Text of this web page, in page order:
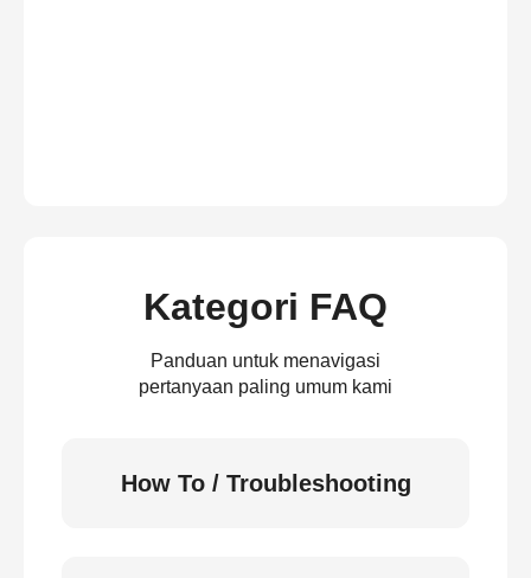
Kategori FAQ
Panduan untuk menavigasi
pertanyaan paling umum kami
How To / Troubleshooting